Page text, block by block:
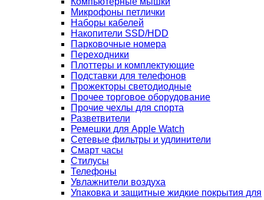
Микрофоны петлички
Наборы кабелей
Накопители SSD/HDD
Парковочные номера
Переходники
Плоттеры и комплектующие
Подставки для телефонов
Прожекторы светодиодные
Прочее торговое оборудование
Прочие чехлы для спорта
Разветвители
Ремешки для Apple Watch
Сетевые фильтры и удлинители
Смарт часы
Стилусы
Телефоны
Увлажнители воздуха
Упаковка и защитные жидкие покрытия для